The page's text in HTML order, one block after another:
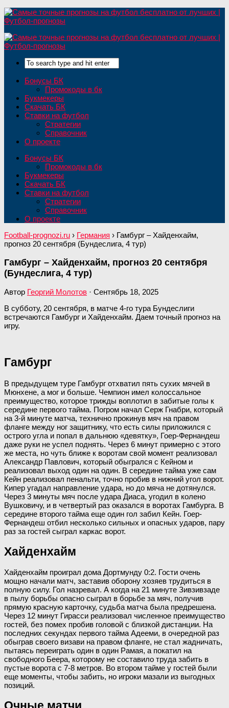
Бонусы БК
Промокоды в бк
Букмекеры
Скачать БК
Ставки на футбол
Стратегии
Справочник
О проекте
Бонусы БК
Промокоды в бк
Букмекеры
Скачать БК
Ставки на футбол
Стратегии
Справочник
О проекте
Football-prognozi.ru › Германия › Гамбург – Хайденхайм,
прогноз 20 сентября (Бундеслига, 4 тур)
Гамбург – Хайденхайм, прогноз 20 сентября
(Бундеслига, 4 тур)
Автор Георгий Молотов · Сентябрь 18, 2025
В субботу, 20 сентября, в матче 4-го тура Бундеслиги
встречаются Гамбург и Хайденхайм. Даем точный прогноз на
игру.
Гамбург
В предыдущем туре Гамбург отхватил пять сухих мячей в
Мюнхене, а мог и больше. Чемпион имел колоссальное
преимущество, которое трижды воплотил в забитые голы к
середине первого тайма. Погром начал Серж Гнабри, который
на 3-й минуте матча, технично прокинув мяч на правом
фланге между ног защитнику, что есть силы приложился с
острого угла и попал в дальнюю «девятку», Гоер-Фернандеш
даже руки не успел поднять. Через 6 минут примерно с этого
же места, но чуть ближе к воротам свой момент реализовал
Александр Павлович, который обыгрался с Кейном и
реализовал выход один на один. В середине тайма уже сам
Кейн реализовал пенальти, точно пробив в нижний угол ворот.
Кипер угадал направление удара, но до мяча не дотянулся.
Через 3 минуты мяч после удара Диаса, угодил в колено
Вушковичу, и в четвертый раз оказался в воротах Гамбурга. В
середине второго тайма еще один гол забил Кейн. Гоер-
Фернандеш отбил несколько сильных и опасных ударов, пару
раз за гостей сыграл каркас ворот.
Хайденхайм
Хайденхайм проиграл дома Дортмунду 0:2. Гости очень
мощно начали матч, заставив оборону хозяев трудиться в
полную силу. Гол назревал. А когда на 21 минуте Зивзивзаде
в пылу борьбы опасно сыграл в борьбе за мяч, получив
прямую красную карточку, судьба матча была предрешена.
Через 12 минут Гирасси реализовал численное преимущество
гостей, без помех пробив головой с близкой дистанции. На
последних секундах первого тайма Адееми, в очередной раз
обыграв своего визави на правом фланге, не стал жадничать,
пытаясь переиграть один в один Рамая, а покатил на
свободного Беера, которому не составило труда забить в
пустые ворота с 7-8 метров. Во втором тайме у гостей были
еще моменты, чтобы забить, но игроки мазали из выгодных
позиций.